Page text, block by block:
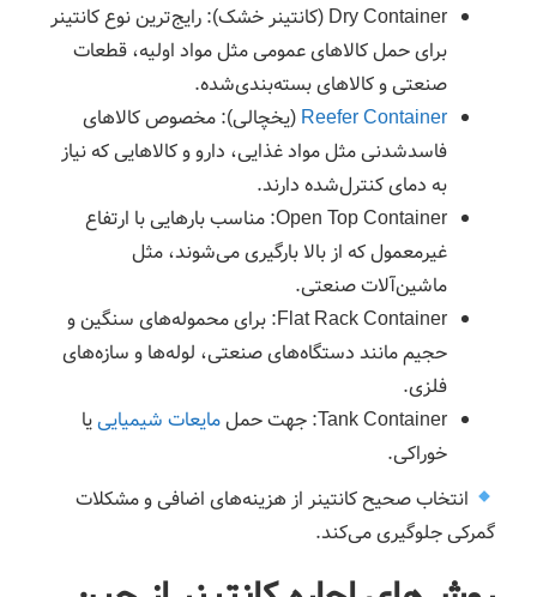
Dry Container (کانتینر خشک): رایج‌ترین نوع کانتینر
برای حمل کالاهای عمومی مثل مواد اولیه، قطعات
صنعتی و کالاهای بسته‌بندی‌شده.
Reefer Container (یخچالی): مخصوص کالاهای
فاسدشدنی مثل مواد غذایی، دارو و کالاهایی که نیاز
به دمای کنترل‌شده دارند.
Open Top Container: مناسب بارهایی با ارتفاع
غیرمعمول که از بالا بارگیری می‌شوند، مثل
ماشین‌آلات صنعتی.
Flat Rack Container: برای محموله‌های سنگین و
حجیم مانند دستگاه‌های صنعتی، لوله‌ها و سازه‌های
فلزی.
Tank Container: جهت حمل
مایعات شیمیایییا
خوراکی.
انتخاب صحیح کانتینر از هزینه‌های اضافی و مشکلات
گمرکی جلوگیری می‌کند.